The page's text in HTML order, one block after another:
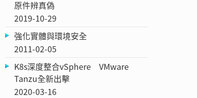
原件辨真偽
2019-10-29
強化實體與環境安全
2011-02-05
K8s深度整合vSphere VMware
Tanzu全新出擊
2020-03-16